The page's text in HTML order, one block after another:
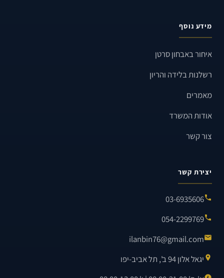
מידע נוסף
איחור באבחון סרטן
רשלנות בלידה והריון
מאמרים
אודות המשרד
צור קשר
יצירת קשר
03-6935606
054-2299769
ilanbin76@gmail.com
יגאל אלון 94 ב', תל אביב-יפו